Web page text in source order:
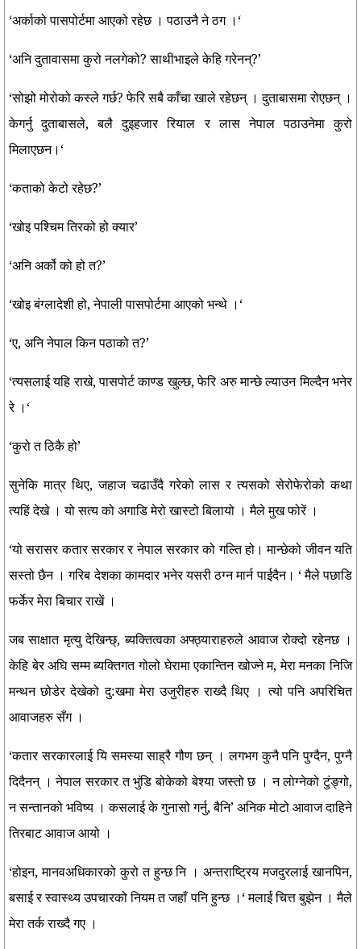
‘अर्काको पासपोर्टमा आएको रहेछ । पठाउनै ने ठग ।‘
‘अनि दुतावासमा कुरो नलगेको? साथीभाइले केहि गरेनन्?’
‘सोझो मोरोको कस्ले गर्छ? फेरि सबै काँचा खाले रहेछन् । दुताबासमा रोएछन् ।
केगर्नु दुताबासले, बलै दुइहजार रियाल र लास नेपाल पठाउनेमा कुरो
मिलाएछन।‘
‘कताको केटो रहेछ?’
‘खोइ पश्चिम तिरको हो क्यार’
‘अनि अर्को को हो त?’
‘खोइ बंग्लादेशी हो, नेपाली पासपोर्टमा आएको भन्थे ।‘
‘ए, अनि नेपाल किन पठाको त?’
‘त्यसलाई यहि राखे, पासपोर्ट काण्ड खुल्छ, फेरि अरु मान्छे ल्याउन मिल्दैन भनेर
रे ।‘
‘कुरो त ठिकै हो’
सुनेकि मात्र थिए, जहाज चढाउँदै गरेको लास र त्यसको सेरोफेरोको कथा
त्यहिं देखे । यो सत्य को अगाडि मेरो खास्टो बिलायो । मैले मुख फोरें ।
‘यो सरासर कतार सरकार र नेपाल सरकार को गल्ति हो। मान्छेको जीवन यति
सस्तो छैन । गरिब देशका कामदार भनेर यसरी ठग्न मार्न पाईदैन। ‘ मैले पछाडि
फर्केर मेरा बिचार राखें ।
जब साक्षात मृत्यु देखिन्छ्, ब्यक्तित्वका अफ्ठ्याराहरुले आवाज रोक्दो रहेनछ ।
केहि बेर अघि सम्म ब्यक्तिगत गोलो घेरामा एकान्तिन खोज्ने म, मेरा मनका निजि
मन्थन छोडेर देखेको दु:खमा मेरा उजुरीहरु राख्दै थिए । त्यो पनि अपरिचित
आवाजहरु सँग ।
‘कतार सरकारलाई यि समस्या साह्रै गौण छन् । लगभग कुनै पनि पुग्दैन, पुग्नै
दिदैनन् । नेपाल सरकार त भुंडि बोकेको बेश्या जस्तो छ । न लोग्नेको टुंङ्गो,
न सन्तानको भविष्य । कसलाई के गुनासो गर्नु, बैनि’ अनिक मोटो आवाज दाहिने
तिरबाट आवाज आयो ।
‘होइन, मानवअधिकारको कुरो त हुन्छ नि । अन्तराष्ट्रिय मजदुरलाई खानपिन,
बसाई र स्वास्थ्य उपचारको नियम त जहाँ पनि हुन्छ ।‘ मलाई चित्त बुझेन । मैले
मेरा तर्क राख्दै गए ।